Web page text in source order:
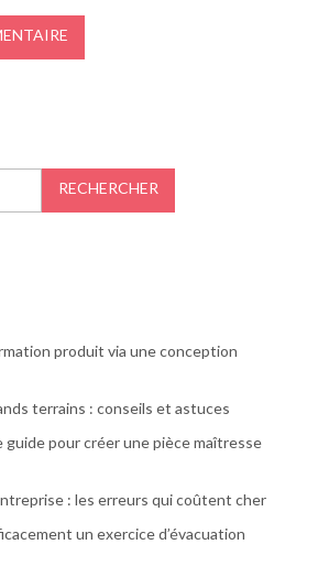
RECHERCHER
produit via une conception
terrains : conseils et astuces
guide pour créer une pièce maîtresse
: les erreurs qui coûtent cher
un exercice d’évacuation